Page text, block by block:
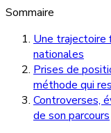
Sommaire
Une trajectoire
nationales
Prises de
méthode qui
Controverses,
de son parcours